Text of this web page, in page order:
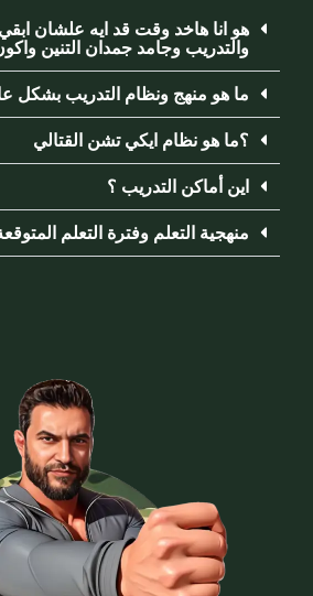
هو انا هاخد وقت قد ايه علشان
والتدريب وجامد جمدان التنين
ما هو منهج ونظام التدريب بشكل
؟ما هو نظام ايكي تشن القتالي
اين أماكن التدريب ؟
منهجية التعلم وفترة التعلم